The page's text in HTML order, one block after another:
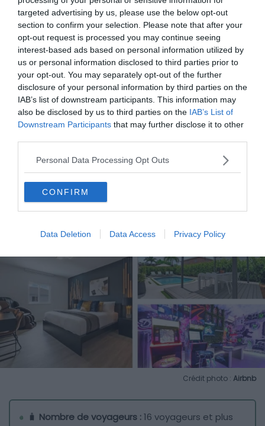
targeted advertising by us, please use the below opt-out
section to confirm your selection. Please note that after your
opt-out request is processed you may continue seeing
interest-based ads based on personal information utilized by
us or personal information disclosed to third parties prior to
your opt-out. You may separately opt-out of the further
disclosure of your personal information by third parties on the
IAB’s list of downstream participants. This information may
also be disclosed by us to third parties on the IAB’s List of
Downstream Participants that may further disclose it to other
Personal Data Processing Opt Outs
CONFIRM
Data Deletion Data Access Privacy Policy
grillé sous la pergola et glissez-vous dans le jacuzzi. Pour
une pause bien-être, quoi de mieux que la chaleur d’un
bain à bulles à la belle étoile ?
Accordez-vous une pause bucolique
Villa glamour
Une jolie halte régressive
Crédit photo : Airbnb
🧳 Nombre de voyageurs :16 voyageurs et plus